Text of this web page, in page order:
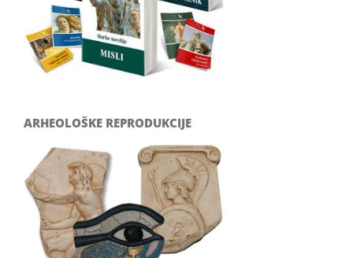
ARHEOLOŠKE REPRODUKCIJE